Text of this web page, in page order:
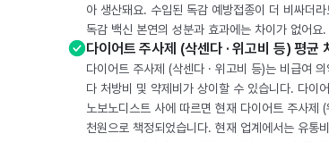
아 생산돼요. 수입된 독감 예방접종이 더 비싸더
독감 백신 본연의 성분과 효과에는 차이가 없어요.
다이어트 주사제 (삭센다 · 위고비 등) 평균
다이어트 주사제 (삭센다 · 위고비 등)는 비급여
다 처방비 및 약제비가 상이할 수 있습니다. 다이
노보노디스트 사에 따르면 현재 다이어트 주사
천원으로 책정되었습니다. 현재 업계에서는 유통